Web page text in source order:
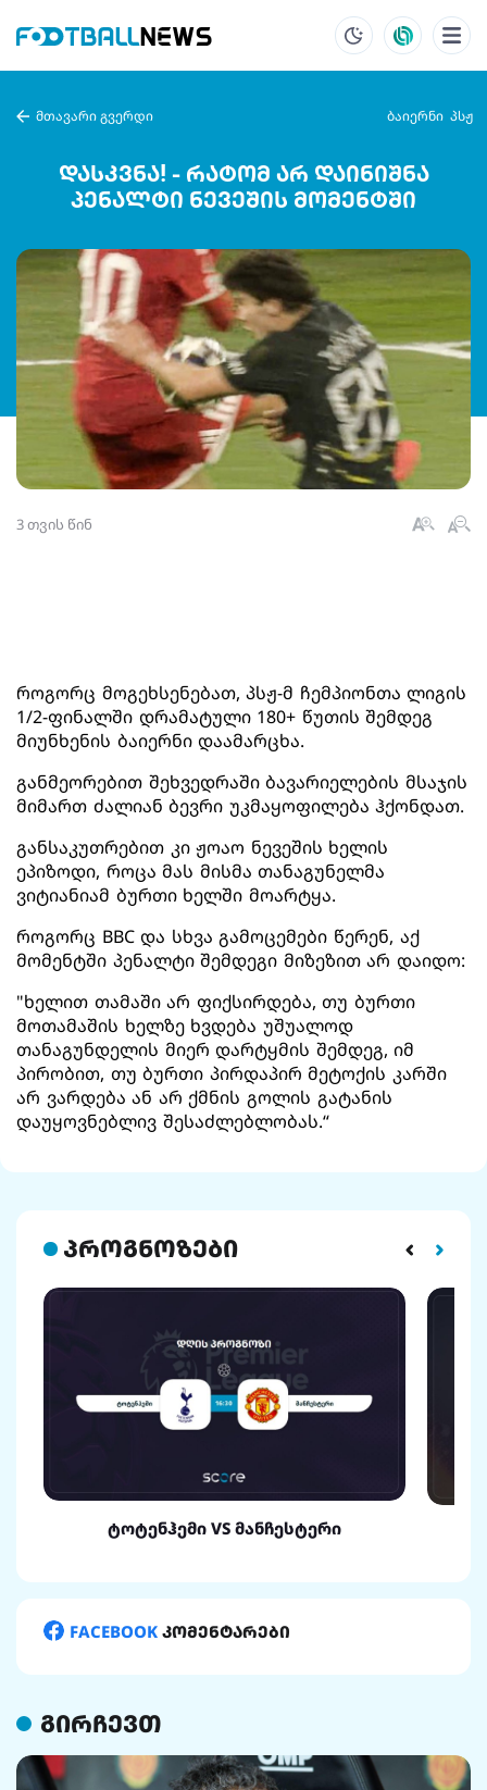
მთავარი გვერდი ბაიერნი პსჟ
დასკვნა! - რატომ არ დაინიშნა
პენალტი ნევეშის მომენტში
3 თვის წინ
როგორც მოგეხსენებათ, პსჟ-მ ჩემპიონთა ლიგის
1/2-ფინალში დრამატული 180+ წუთის შემდეგ
მიუნხენის ბაიერნი დაამარცხა.
განმეორებით შეხვედრაში ბავარიელების მსაჯის
მიმართ ძალიან ბევრი უკმაყოფილება ჰქონდათ.
განსაკუთრებით კი ჟოაო ნევეშის ხელის
ეპიზოდი, როცა მას მისმა თანაგუნელმა
ვიტიანიამ ბურთი ხელში მოარტყა.
როგორც BBC და სხვა გამოცემები წერენ, აქ
მომენტში პენალტი შემდეგი მიზეზით არ დაიდო:
"ხელით თამაში არ ფიქსირდება, თუ ბურთი
მოთამაშის ხელზე ხვდება უშუალოდ
თანაგუნდელის მიერ დარტყმის შემდეგ, იმ
პირობით, თუ ბურთი პირდაპირ მეტოქის კარში
არ ვარდება ან არ ქმნის გოლის გატანის
დაუყოვნებლივ შესაძლებლობას.“
პროგნოზები
ტოტენჰემი VS მანჩესტერი
FACEBOOK კომენტარები
გირჩევთ